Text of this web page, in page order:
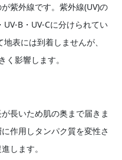
紫外線です。紫外線(UV)の
B・UV-Cに分けられてい
表には到着しませんが、
く影響します。
長いため肌の奥まで届きま
作用しタンパク質を変性さ
します。